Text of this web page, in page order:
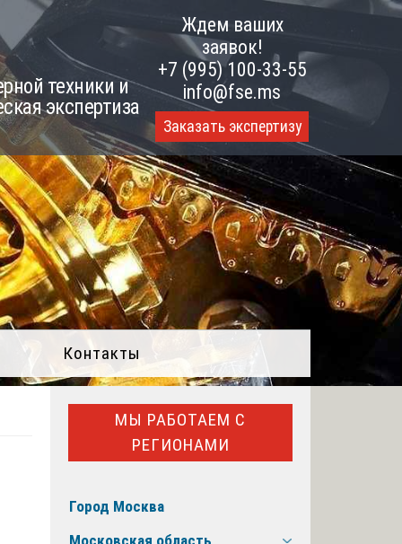
техники и
экспертиза
Ждем ваших
заявок!
+7 (995) 100-33-55
info@fse.ms
Заказать экспертизу
Контакты
МЫ РАБОТАЕМ С
РЕГИОНАМИ
Город Москва